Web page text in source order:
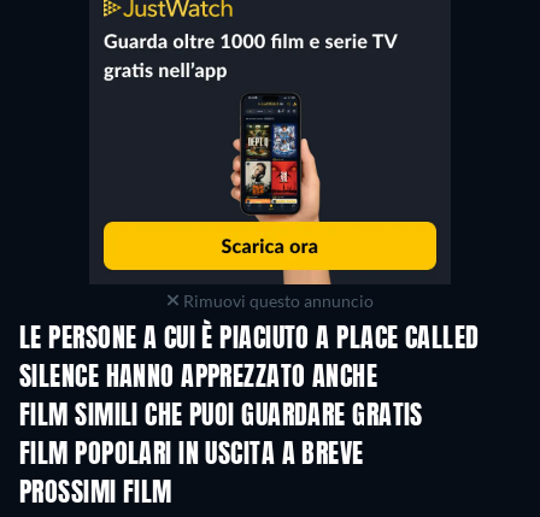
Rimuovi questo annuncio
LE PERSONE A CUI È PIACIUTO A PLACE CALLED
SILENCE HANNO APPREZZATO ANCHE
FILM SIMILI CHE PUOI GUARDARE GRATIS
FILM POPOLARI IN USCITA A BREVE
PROSSIMI FILM